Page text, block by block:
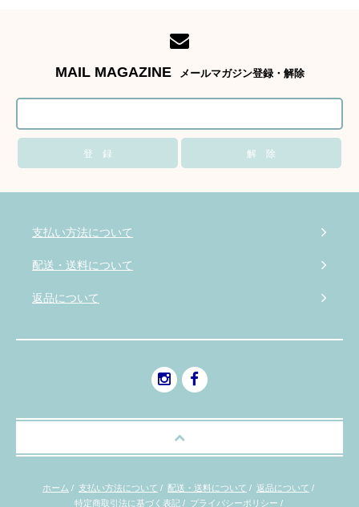
MAIL MAGAZINE メールマガジン登録・解除
支払い方法について
配送・送料について
返品について
ホーム / 支払い方法について / 配送・送料について / 返品について /
特定商取引法に基づく表記/ プライバシーポリシー /